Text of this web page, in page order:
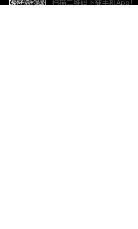
扫描二维码下载手机App！